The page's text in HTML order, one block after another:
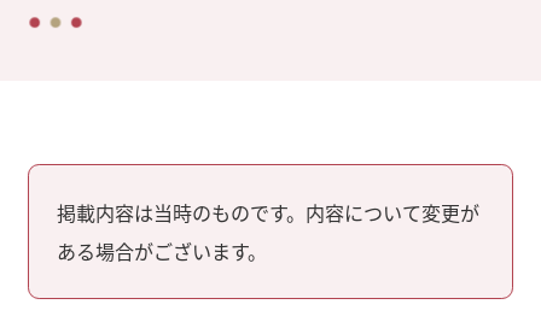
掲載内容は当時のものです。内容について変更が
ある場合がございます。